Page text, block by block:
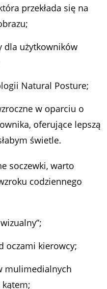
przekłada się na
dla użytkowników
Natural Posture;
w oparciu o
oferujące lepszą
świetle.
soczewki, warto
codziennego
oczami kierowcy;
mulimedialnych